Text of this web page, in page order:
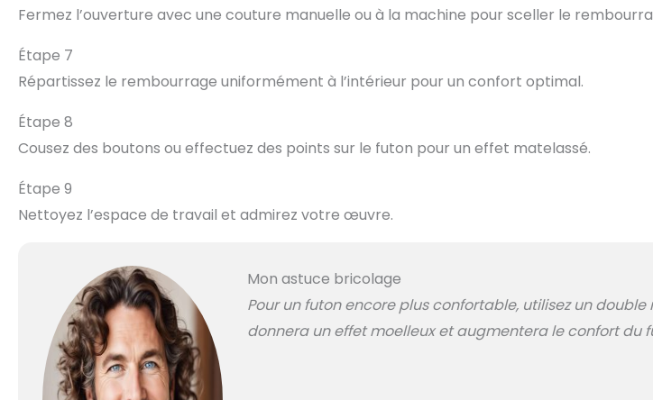
Fermez l’ouverture avec une couture manuelle ou à la machine pour sceller le
Étape 7
Répartissez le rembourrage uniformément à l’intérieur pour un confort optimal.
Étape 8
Cousez des boutons ou effectuez des points sur le futon pour un effet matelassé.
Étape 9
Nettoyez l’espace de travail et admirez votre œuvre.
Mon astuce bricolage
Pour un futon encore plus confortable, utilisez un
donnera un effet moelleux et augmentera le confort du